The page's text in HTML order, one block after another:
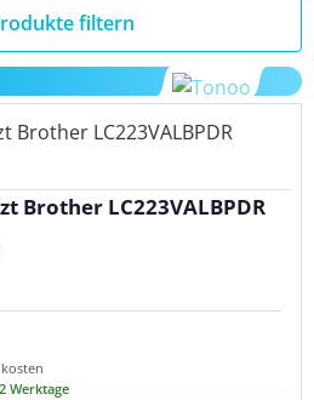
filtern
Brother LC223VALBPDR
Werktage